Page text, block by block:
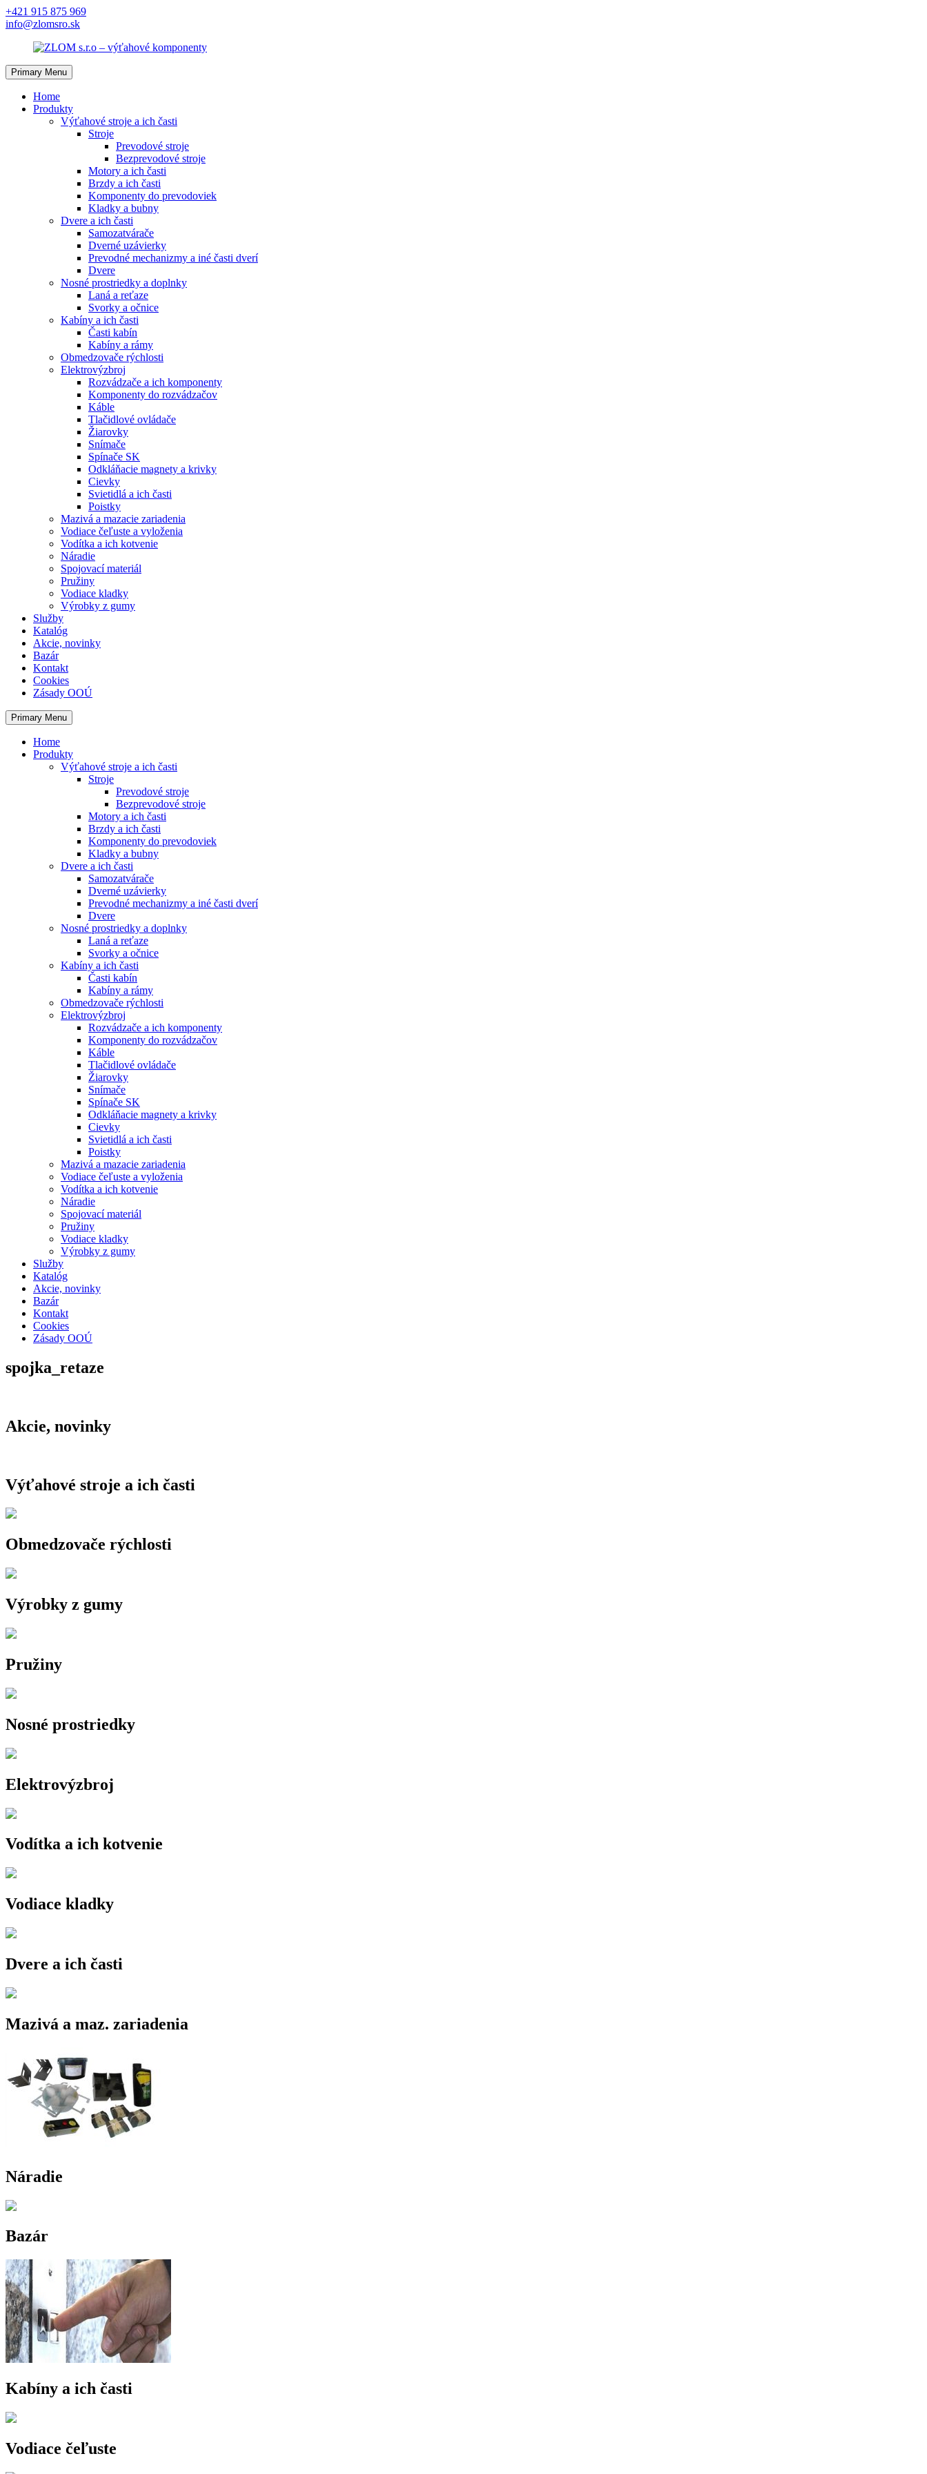
Skip
to
+421 915 875 969
info@zlomsro.sk
Primary Menu
Home
Produkty
Výťahové stroje a ich časti
Stroje
Prevodové stroje
Bezprevodové stroje
Motory a ich časti
Brzdy a ich časti
Komponenty do prevodoviek
Kladky a bubny
Dvere a ich časti
Samozatvárače
Dverné uzávierky
Prevodné mechanizmy a iné časti dverí
Dvere
Nosné prostriedky a doplnky
Laná a reťaze
Svorky a očnice
Kabíny a ich časti
Časti kabín
Kabíny a rámy
Obmedzovače rýchlosti
Elektrovýzbroj
Rozvádzače a ich komponenty
Komponenty do rozvádzačov
Káble
Tlačidlové ovládače
Žiarovky
Snímače
Spínače SK
Odkláňacie magnety a krivky
Cievky
Svietidlá a ich časti
Poistky
Mazivá a mazacie zariadenia
Vodiace čeľuste a vyloženia
Vodítka a ich kotvenie
Náradie
Spojovací materiál
Pružiny
Vodiace kladky
Výrobky z gumy
Služby
Katalóg
Akcie, novinky
Bazár
Kontakt
Cookies
Zásady OOÚ
Primary Menu
Home
Produkty
Výťahové stroje a ich časti
Stroje
Prevodové stroje
Bezprevodové stroje
Motory a ich časti
Brzdy a ich časti
Komponenty do prevodoviek
Kladky a bubny
Dvere a ich časti
Samozatvárače
Dverné uzávierky
Prevodné mechanizmy a iné časti dverí
Dvere
Nosné prostriedky a doplnky
Laná a reťaze
Svorky a očnice
Kabíny a ich časti
Časti kabín
Kabíny a rámy
Obmedzovače rýchlosti
Elektrovýzbroj
Rozvádzače a ich komponenty
Komponenty do rozvádzačov
Káble
Tlačidlové ovládače
Žiarovky
Snímače
Spínače SK
Odkláňacie magnety a krivky
Cievky
Svietidlá a ich časti
Poistky
Mazivá a mazacie zariadenia
Vodiace čeľuste a vyloženia
Vodítka a ich kotvenie
Náradie
Spojovací materiál
Pružiny
Vodiace kladky
Výrobky z gumy
Služby
Katalóg
Akcie, novinky
Bazár
Kontakt
Cookies
Zásady OOÚ
spojka_retaze
Akcie, novinky
Výťahové stroje a ich časti
Obmedzovače rýchlosti
Výrobky z gumy
Pružiny
Nosné prostriedky
Elektrovýzbroj
Vodítka a ich kotvenie
Vodiace kladky
Dvere a ich časti
Mazivá a maz. zariadenia
Náradie
Bazár
Kabíny a ich časti
Vodiace čeľuste